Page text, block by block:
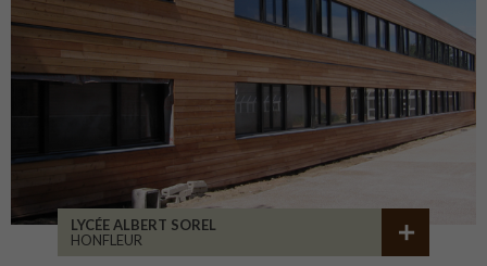
LYCÉE ALBERT SOREL
HONFLEUR